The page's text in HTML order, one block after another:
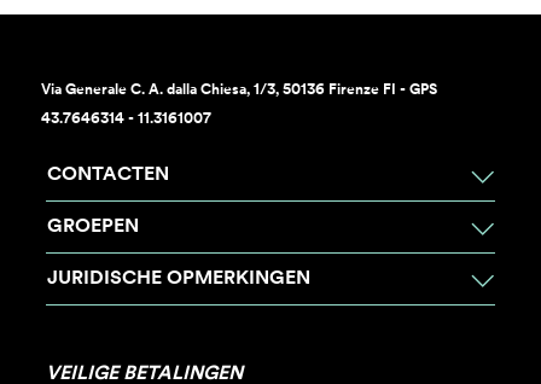
Via Generale C. A. dalla Chiesa, 1/3, 50136 Firenze FI - GPS
43.7646314 - 11.3161007
CONTACTEN
GROEPEN
JURIDISCHE OPMERKINGEN
VEILIGE BETALINGEN